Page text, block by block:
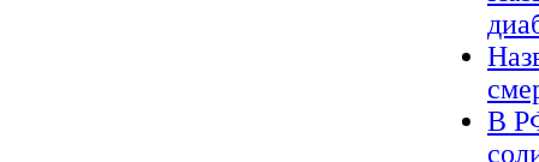
В